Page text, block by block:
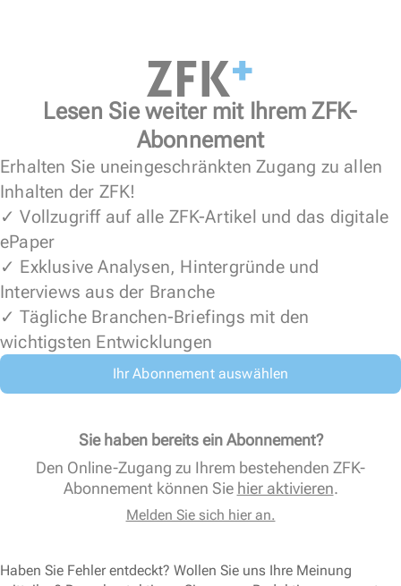
Lesen Sie weiter mit Ihrem ZFK-
Abonnement
Erhalten Sie uneingeschränkten Zugang zu allen
Inhalten der ZFK!
✓ Vollzugriff auf alle ZFK-Artikel und das digitale
ePaper
✓ Exklusive Analysen, Hintergründe und
Interviews aus der Branche
✓ Tägliche Branchen-Briefings mit den
wichtigsten Entwicklungen
Ihr Abonnement auswählen
Sie haben bereits ein Abonnement?
Den Online-Zugang zu Ihrem bestehenden ZFK-
Abonnement können Sie hier aktivieren.
Melden Sie sich hier an.
Haben Sie Fehler entdeckt? Wollen Sie uns Ihre Meinung